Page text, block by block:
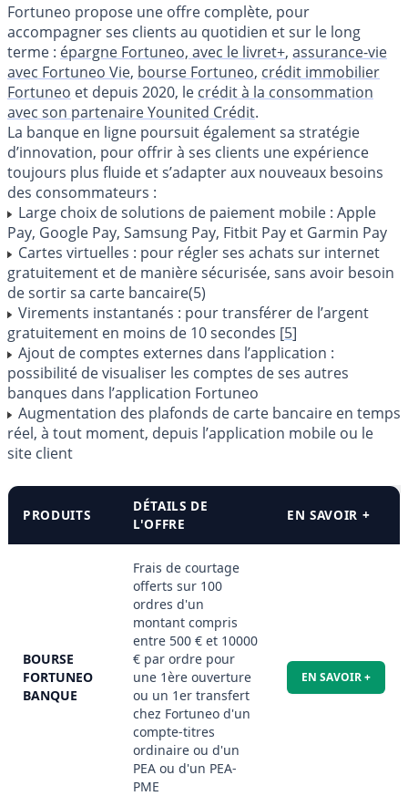
Fortuneo propose une offre complète, pour
accompagner ses clients au quotidien et sur le long
terme : épargne Fortuneo, avec le livret+, assurance-vie
avec Fortuneo Vie, bourse Fortuneo, crédit immobilier
Fortuneo et depuis 2020, le crédit à la consommation
avec son partenaire Younited Crédit.
La banque en ligne poursuit également sa stratégie
d’innovation, pour offrir à ses clients une expérience
toujours plus fluide et s’adapter aux nouveaux besoins
des consommateurs :
Large choix de solutions de paiement mobile : Apple
Pay, Google Pay, Samsung Pay, Fitbit Pay et Garmin Pay
Cartes virtuelles : pour régler ses achats sur internet
gratuitement et de manière sécurisée, sans avoir besoin
de sortir sa carte bancaire(5)
Virements instantanés : pour transférer de l’argent
gratuitement en moins de 10 secondes [5]
Ajout de comptes externes dans l’application :
possibilité de visualiser les comptes de ses autres
banques dans l’application Fortuneo
Augmentation des plafonds de carte bancaire en temps
réel, à tout moment, depuis l’application mobile ou le
site client
PRODUITS
DÉTAILS DE
L'OFFRE
EN SAVOIR +
BOURSE
FORTUNEO
BANQUE
Frais de courtage
offerts sur 100
ordres d'un
montant compris
entre 500 € et 10000
€ par ordre pour
une 1ère ouverture
ou un 1er transfert
chez Fortuneo d'un
compte-titres
ordinaire ou d'un
PEA ou d'un PEA-
PME
EN SAVOIR +